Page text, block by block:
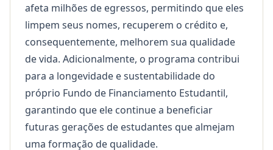
afeta milhões de egressos, permitindo que eles
limpem seus nomes, recuperem o crédito e,
consequentemente, melhorem sua qualidade
de vida. Adicionalmente, o programa contribui
para a longevidade e sustentabilidade do
próprio Fundo de Financiamento Estudantil,
garantindo que ele continue a beneficiar
futuras gerações de estudantes que almejam
uma formação de qualidade.